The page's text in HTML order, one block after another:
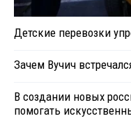
Детские перевозки
Зачем Вучич
В создании новых
помогать